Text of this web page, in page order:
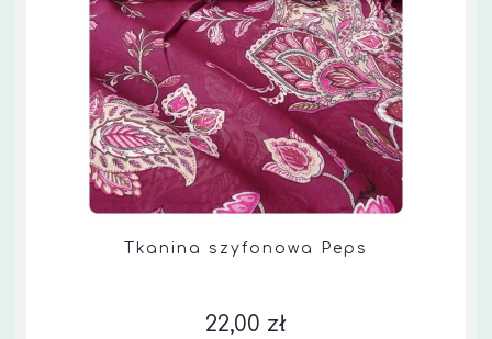
Tkanina szyfonowa Peps
22,00 zł